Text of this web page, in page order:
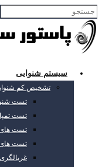
سیستم شنوایی
تشخیص کم
تست
تست
تست های
تست های